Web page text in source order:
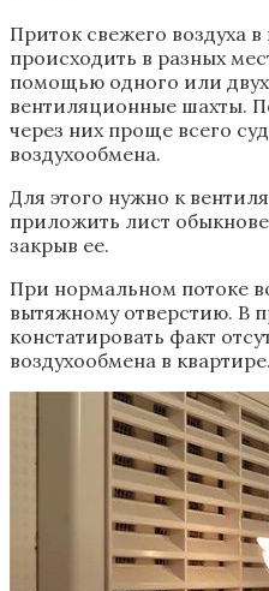
Приток свежего воздуха
происходить в разных
помощью одного или
вентиляционные шахты.
через них проще всего
воздухообмена.
Для этого нужно к
приложить лист
закрыв ее.
При нормальном потоке
вытяжному отверстию. В
констатировать факт
воздухообмена в квартире.